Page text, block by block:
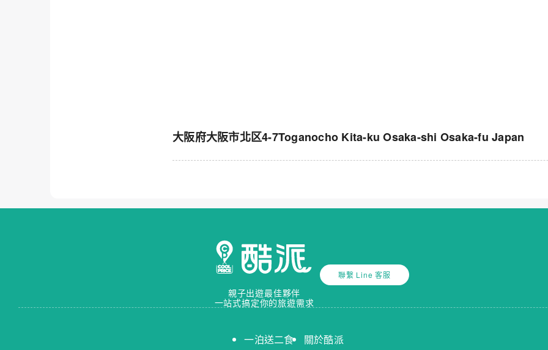
大阪府大阪市北区4-7Toganocho Kita-ku Osaka-shi Osaka-fu Japan
親子出遊最佳夥伴
一站式搞定你的旅遊需求
聯繫 Line 客服
一泊送二食 關於酷派